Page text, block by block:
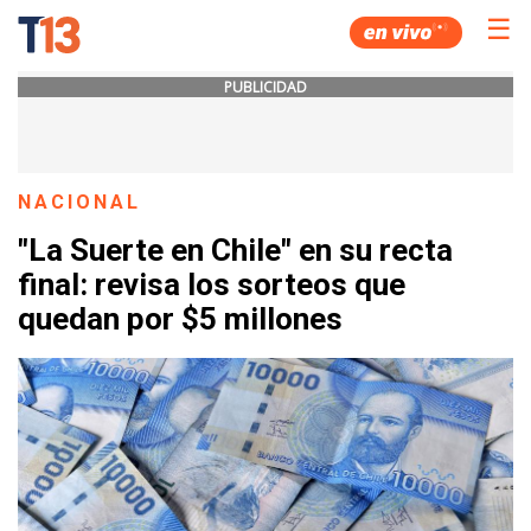
☰
PUBLICIDAD
NACIONAL
"La Suerte en Chile" en su recta
final: revisa los sorteos que
quedan por $5 millones